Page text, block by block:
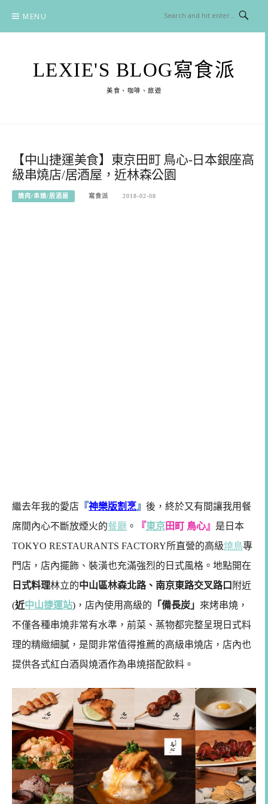
content
MENU
LEXIE'S BLOG寫食派
美食、咖啡、旅遊
【中山捷運美食】東京田町 鳥心-日本銀座高
級串燒店/居酒屋，近林森公園
燒肉/串燒/居酒屋 寫食派 2018-02-08
繼去年我的愛店 『神樂版割烹』 後，終於又有間讓我用餐
席間內心不斷放煙火的餐廳 。 『東京田町 鳥心』 是日本
TOKYO RESTAURANTS FACTORY所直營的高級燒鳥專
門店，店內擺飾、裝潢也充滿強烈的日式風格。地點開在
日式料理林立的中山區林森北路、南京東路交叉路口 附近
(近中山捷運站)，店內使用高級的 「備長炭」 來烤串燒，
不僅各種串燒非常有水準，前菜、蒸物都完整呈現日式料
理的精緻細膩，是間非常值得推薦的高級串燒店，店內也
提供各式紅白酒與燒酒作為串燒搭配飲料。